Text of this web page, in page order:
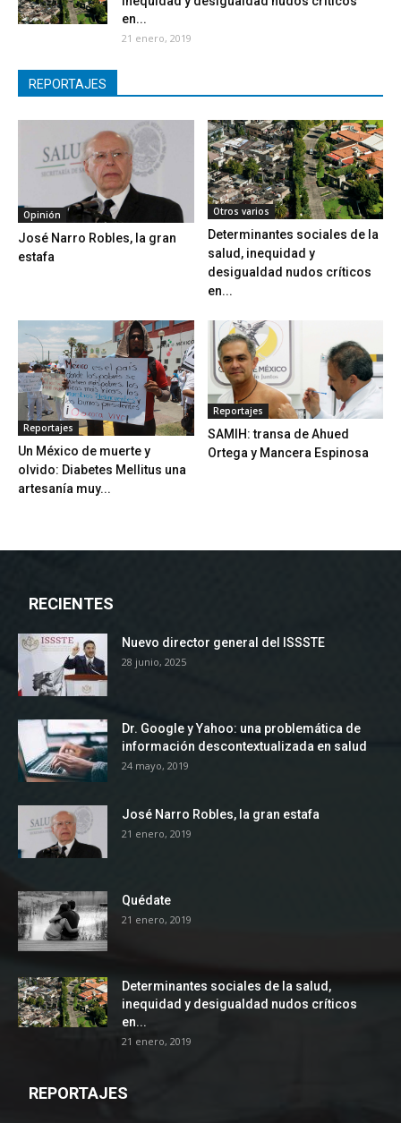
en...
21 enero, 2019
REPORTAJES
Opinión
José Narro Robles, la gran
estafa
Otros varios
Determinantes sociales de la
salud, inequidad y
desigualdad nudos críticos
en...
Reportajes
Un México de muerte y
olvido: Diabetes Mellitus una
artesanía muy...
Reportajes
SAMIH: transa de Ahued
Ortega y Mancera Espinosa
RECIENTES
Nuevo director general del ISSSTE
28 junio, 2025
Dr. Google y Yahoo: una problemática de
información descontextualizada en salud
24 mayo, 2019
José Narro Robles, la gran estafa
21 enero, 2019
Quédate
21 enero, 2019
Determinantes sociales de la salud,
inequidad y desigualdad nudos críticos
en...
21 enero, 2019
REPORTAJES